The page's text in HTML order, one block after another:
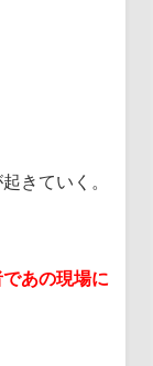
きていく。
あの現場に